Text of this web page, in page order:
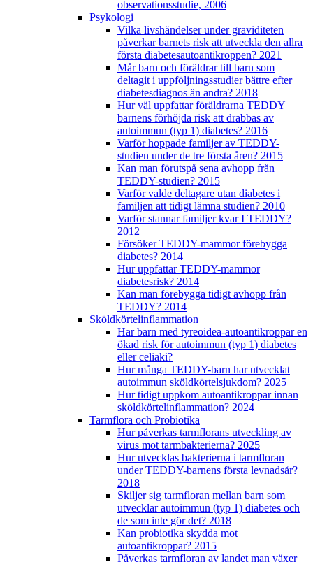
observationsstudie, 2006
Psykologi
Vilka livshändelser under graviditeten
påverkar barnets risk att utveckla den allra
första diabetesautoantikroppen? 2021
Mår barn och föräldrar till barn som
deltagit i uppföljningsstudier bättre efter
diabetesdiagnos än andra? 2018
Hur väl uppfattar föräldrarna TEDDY
barnens förhöjda risk att drabbas av
autoimmun (typ 1) diabetes? 2016
Varför hoppade familjer av TEDDY-
studien under de tre första åren? 2015
Kan man förutspå sena avhopp från
TEDDY-studien? 2015
Varför valde deltagare utan diabetes i
familjen att tidigt lämna studien? 2010
Varför stannar familjer kvar I TEDDY?
2012
Försöker TEDDY-mammor förebygga
diabetes? 2014
Hur uppfattar TEDDY-mammor
diabetesrisk? 2014
Kan man förebygga tidigt avhopp från
TEDDY? 2014
Sköldkörtelinflammation
Har barn med tyreoidea-autoantikroppar en
ökad risk för autoimmun (typ 1) diabetes
eller celiaki?
Hur många TEDDY-barn har utvecklat
autoimmun sköldkörtelsjukdom? 2025
Hur tidigt uppkom autoantikroppar innan
sköldkörtelinflammation? 2024
Tarmflora och Probiotika
Hur påverkas tarmflorans utveckling av
virus mot tarmbakterierna? 2025
Hur utvecklas bakterierna i tarmfloran
under TEDDY-barnens första levnadsår?
2018
Skiljer sig tarmfloran mellan barn som
utvecklar autoimmun (typ 1) diabetes och
de som inte gör det? 2018
Kan probiotika skydda mot
autoantikroppar? 2015
Påverkas tarmfloran av landet man växer